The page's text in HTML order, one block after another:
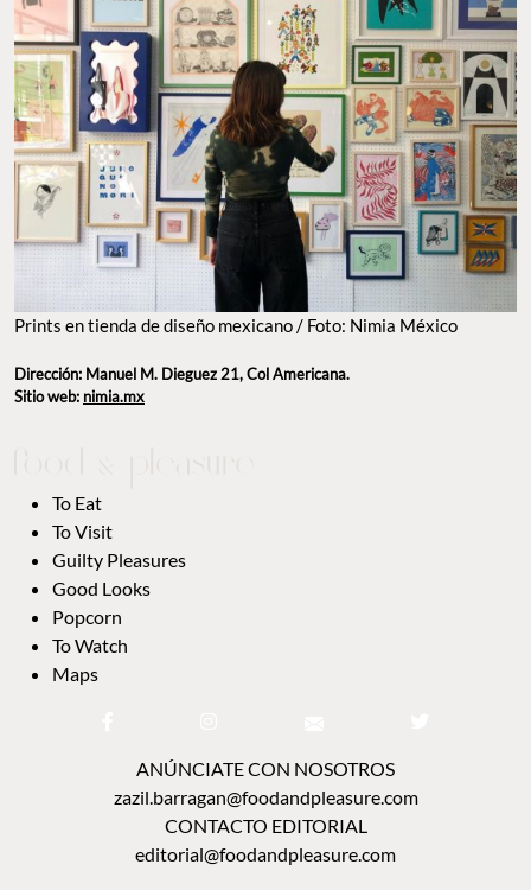
Prints en tienda de diseño mexicano / Foto: Nimia México
Dirección: Manuel M. Dieguez 21, Col Americana.
Sitio web: nimia.mx
To Eat
To Visit
Guilty Pleasures
Good Looks
Popcorn
To Watch
Maps
ANÚNCIATE CON NOSOTROS
zazil.barragan@foodandpleasure.com
CONTACTO EDITORIAL
editorial@foodandpleasure.com